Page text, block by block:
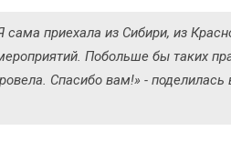
приехала из Сибири, из
Побольше бы таких
Спасибо вам!» -